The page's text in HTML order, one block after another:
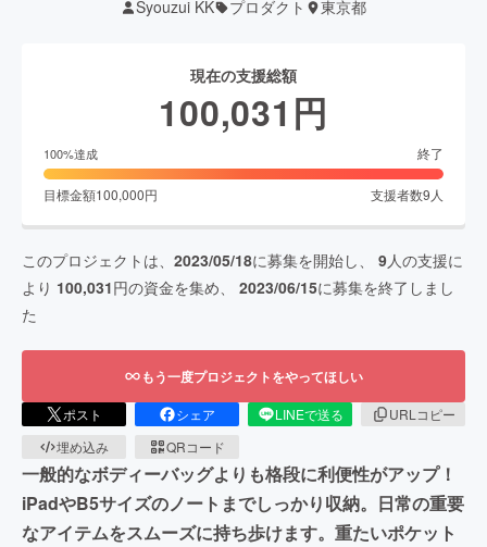
Syouzui KK プロダクト 東京都
現在の支援総額
100,031 円
100%達成 終了
目標金額100,000円 支援者数9人
このプロジェクトは、 2023/05/18に募集を開始し、 9人の支援に
より 100,031円の資金を集め、 2023/06/15に募集を終了しまし
た
もう一度プロジェクトをやってほしい
ポスト シェア LINEで送る
URLコピー
埋め込み
QRコード
一般的なボディーバッグよりも格段に利便性がアップ！
iPadやB5サイズのノートまでしっかり収納。日常の重要
なアイテムをスムーズに持ち歩けます。重たいポケット